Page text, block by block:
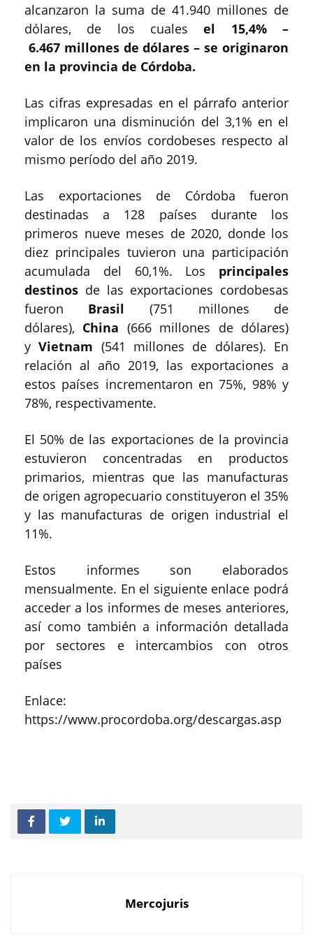
alcanzaron la suma de 41.940 millones de
dólares, de los cualesel 15,4% –
6.467 millones de dólares – se originaron
en la provincia de Córdoba.
Las cifras expresadas en el párrafo anterior
implicaron una disminución del 3,1% en el
valor de los envíos cordobeses respecto al
mismo período del año 2019.
Las exportaciones de Córdoba fueron
destinadas a 128 países durante los
primeros nueve meses de 2020, donde los
diez principales tuvieron una participación
acumulada del 60,1%. Los principales
destinos de las exportaciones cordobesas
fueron Brasil (751 millones de
dólares), China (666 millones de dólares)
yVietnam (541 millones de dólares). En
relación al año 2019, las exportaciones a
estos países incrementaron en 75%, 98% y
78%, respectivamente.
El 50% de las exportaciones de la provincia
estuvieron concentradas en productos
primarios, mientras que las manufacturas
de origen agropecuario constituyeron el 35%
y las manufacturas de origen industrial el
11%.
Estos informes son elaborados
mensualmente. En el siguiente enlace podrá
acceder a los informes de meses anteriores,
así como también a información detallada
por sectores e intercambios con otros
países
Enlace:
https://www.procordoba.org/descargas.asp
Mercojuris